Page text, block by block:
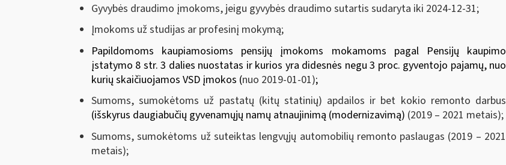
Gyvybės draudimo įmokoms, jeigu gyvybės draudimo sutartis sudaryta iki 2024-12-31;
Įmokoms už studijas ar profesinį mokymą;
Papildomoms kaupiamosioms pensijų įmokoms mokamoms pagal Pensijų kaupimo
įstatymo 8 str. 3 dalies nuostatas ir kurios yra didesnės negu 3 proc. gyventojo pajamų, nuo
kurių skaičiuojamos VSD įmokos (nuo 2019-01-01);
Sumoms, sumokėtoms už pastatų (kitų statinių) apdailos ir bet kokio remonto darbus
(išskyrus daugiabučių gyvenamųjų namų atnaujinimą (modernizavimą) (2019 – 2021 metais);
Sumoms, sumokėtoms už suteiktas lengvųjų automobilių remonto paslaugas (2019 – 2021
metais);